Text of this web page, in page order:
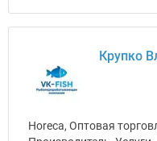
Крупко
Horeca, Оптовая